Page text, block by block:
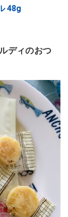
48g
ディのおつ